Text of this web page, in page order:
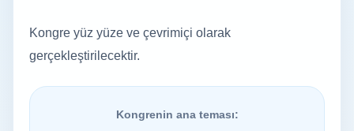
Kongre yüz yüze ve çevrimiçi olarak
gerçekleştirilecektir.
Kongrenin ana teması: